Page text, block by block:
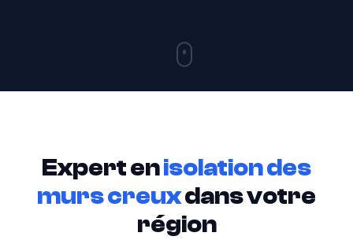
Expert enisolation des
murs creuxdans votre
région